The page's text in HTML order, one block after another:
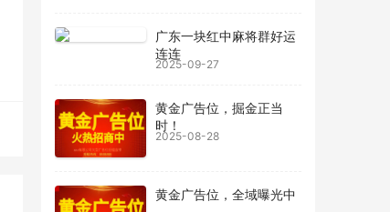
广东一块红中麻将群好运
连连
2025-09-27
黄金广告位，掘金正当
时！
2025-08-28
黄金广告位，全域曝光中